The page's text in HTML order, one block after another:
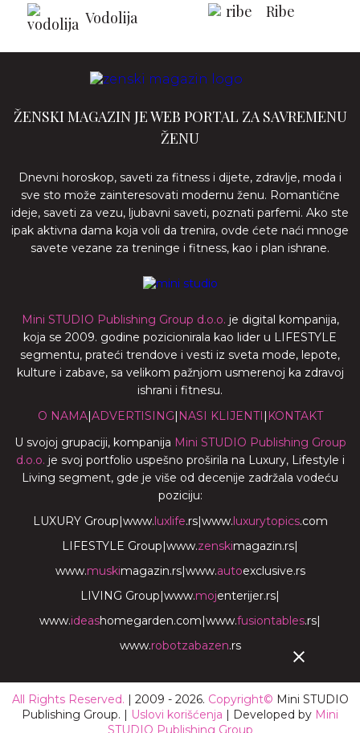
Vodolija Ribe
ŽENSKI MAGAZIN JE WEB PORTAL ZA SAVREMENU
ŽENU
Dnevni horoskop, saveti za fitness i dijete, zdravlje, moda i
sve sto može zainteresovati modernu ženu. Romantične
ideje, saveti za vezu, ljubavni saveti, poznati parfemi. Ako ste
ipak aktivna dama koja voli da trenira, ovde ćete naći mnoge
savete vezane za treninge i fitness, kao i plan ishrane.
Mini STUDIO Publishing Group d.o.o. je digital kompanija,
koja se 2009. godine pozicionirala kao lider u LIFESTYLE
segmentu, prateći trendove i vesti iz sveta mode, lepote,
kulture i zabave, sa velikom pažnjom usmerenoj ka zdravoj
ishrani i fitnesu.
O NAMA|ADVERTISING| NASI KLIJENTI | KONTAKT
U svojoj grupaciji, kompanija Mini STUDIO Publishing Group
d.o.o. je svoj portfolio uspešno proširila na Luxury, Lifestyle i
Living segment, gde je više od decenije zadržala vodeću
poziciju:
LUXURY Group|www.luxlife.rs|www.luxurytopics.com
LIFESTYLE Group|www.zenskimagazin.rs|
www.muskimagazin.rs|www.autoexclusive.rs
LIVING Group|www.mojenterijer.rs|
www.ideashomegarden.com|www.fusiontables.rs|
www.robotzabazen.rs
All Rights Reserved. | 2009 - 2026. Copyright© Mini STUDIO
Publishing Group. | Uslovi korišćenja | Developed by Mini
STUDIO Publishing Group